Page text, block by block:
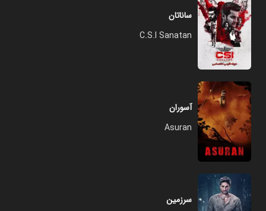
ساناتان
C.S.I Sanatan
آسوران
Asuran
سرزمین